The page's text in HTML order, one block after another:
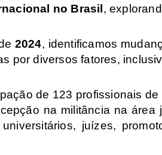
no Brasil,
2024, identificamos
por diversos fatores,
de 123 profissionais
na militância na área
juízes,